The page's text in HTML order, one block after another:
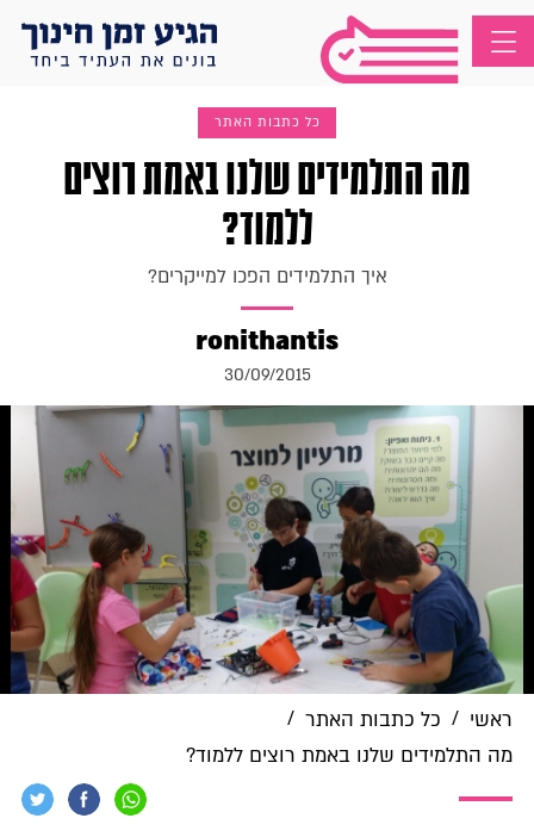
כל כתבות האתר
מה התלמידים שלנו באמת רוצים
ללמוד?
איך התלמידים הפכו למייקרים?
ronithantis
30/09/2015
ראשי / כל כתבות האתר /
מה התלמידים שלנו באמת רוצים ללמוד?